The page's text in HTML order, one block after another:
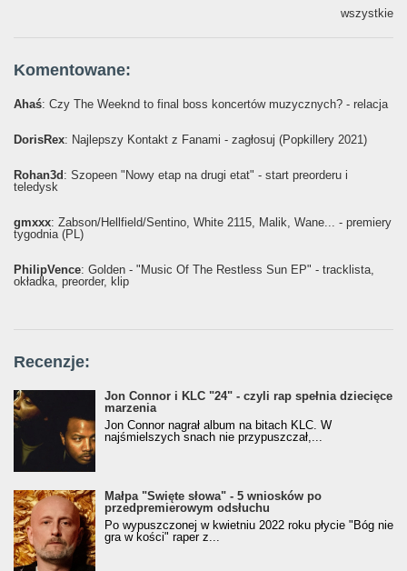
wszystkie
Komentowane:
Ahaś: Czy The Weeknd to final boss koncertów muzycznych? - relacja
DorisRex: Najlepszy Kontakt z Fanami - zagłosuj (Popkillery 2021)
Rohan3d : Szopeen "Nowy etap na drugi etat" - start preorderu i
teledysk
gmxxx: Żabson/Hellfield/Sentino, White 2115, Malik, Wane... - premiery
tygodnia (PL)
PhilipVence: Golden - "Music Of The Restless Sun EP" - tracklista,
okładka, preorder, klip
Recenzje:
Jon Connor i KLC "24" - czyli rap spełnia dziecięce
marzenia
Jon Connor nagrał album na bitach KLC. W
najśmielszych snach nie przypuszczał,...
Małpa "Święte słowa" - 5 wniosków po
przedpremierowym odsłuchu
Po wypuszczonej w kwietniu 2022 roku płycie "Bóg nie
gra w kości" raper z...